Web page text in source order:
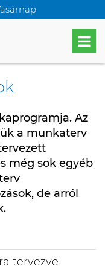
Az
a munkaterv
még sok egyéb
de arról
tervezve